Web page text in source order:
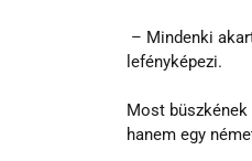
lefényképezi.
Most
hanem egy